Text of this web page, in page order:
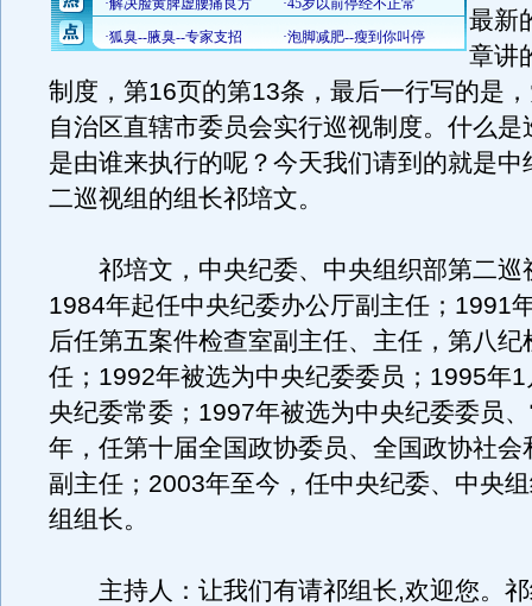
最新
章讲
制度，第16页的第13条，最后一行写的是
自治区直辖市委员会实行巡视制度。什么是
是由谁来执行的呢？今天我们请到的就是中
二巡视组的组长祁培文。
祁培文，中央纪委、中央组织部第二巡
1984年起任中央纪委办公厅副主任；1991
后任第五案件检查室副主任、主任，第八纪
任；1992年被选为中央纪委委员；1995年
央纪委常委；1997年被选为中央纪委委员
年，任第十届全国政协委员、全国政协社会
副主任；2003年至今，任中央纪委、中央
组组长。
主持人：让我们有请祁组长,欢迎您。祁